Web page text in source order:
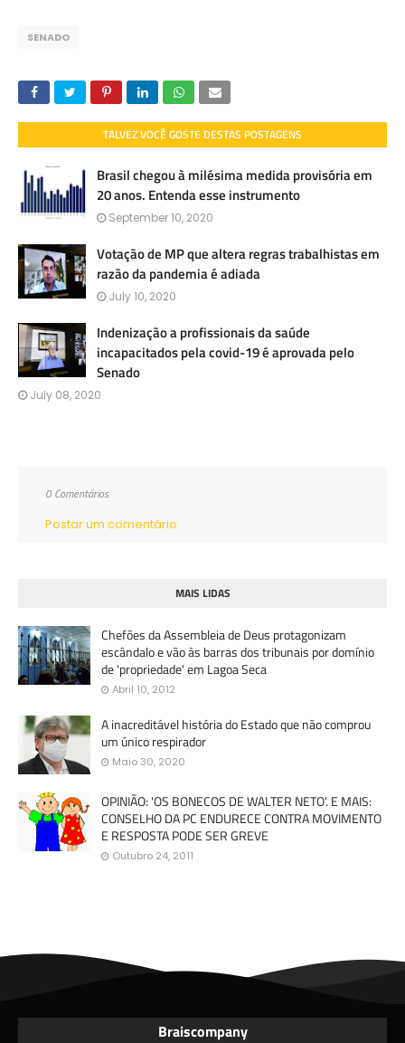
SENADO
TALVEZ VOCÊ GOSTE DESTAS POSTAGENS
Brasil chegou à milésima medida provisória em
20 anos. Entenda esse instrumento
September 10, 2020
Votação de MP que altera regras trabalhistas em
razão da pandemia é adiada
July 10, 2020
Indenização a profissionais da saúde
incapacitados pela covid-19 é aprovada pelo
Senado
July 08, 2020
0 Comentários
Postar um comentário
MAIS LIDAS
Chefões da Assembleia de Deus protagonizam
escândalo e vão às barras dos tribunais por domínio
de 'propriedade' em Lagoa Seca
Abril 10, 2012
A inacreditável história do Estado que não comprou
um único respirador
Maio 30, 2020
OPINIÃO: 'OS BONECOS DE WALTER NETO'. E MAIS:
CONSELHO DA PC ENDURECE CONTRA MOVIMENTO
E RESPOSTA PODE SER GREVE
Outubro 24, 2011
Braiscompany